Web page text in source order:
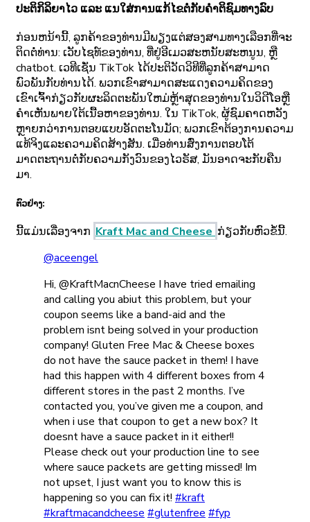
ປະຕິກິລິຍາໄວ ແລະ ແນໃສ່ການແກ້ໄຂຕໍ່ກັບຄໍາຕິຊົມທາງລົບ
ກ່ອນຫນ້ານີ້, ລູກຄ້າຂອງທ່ານມີພຽງແຕ່ສອງສາມທາງເລືອກທີ່ຈະ
ຕິດຕໍ່ທ່ານ: ເວັບໄຊທ໌ຂອງທ່ານ, ທີ່ຢູ່ອີເມວສະຫນັບສະຫນູນ, ຫຼື
chatbot. ເວທີເຊັ່ນ TikTok ໄດ້ປະຕິວັດວິທີທີ່ລູກຄ້າສາມາດ
ພົວພັນກັບທ່ານໄດ້. ພວກເຂົາສາມາດສະແດງຄວາມຄິດຂອງ
ເຂົາເຈົ້າກ່ຽວກັບຜະລິດຕະພັນໃຫມ່ຫຼ້າສຸດຂອງທ່ານໃນວິດີໂອຫຼື
ຄໍາເຫັນພາຍໃຕ້ເນື້ອຫາຂອງທ່ານ. ໃນ TikTok, ຜູ້ຊົມຄາດຫວັງ
ຫຼາຍກວ່າການຕອບແບບອັດຕະໂນມັດ; ພວກເຂົາຕ້ອງການຄວາມ
ແທ້ຈິງແລະຄວາມຄິດສ້າງສັນ. ເມື່ອທ່ານສົ່ງການຕອບໂຕ້
ມາດຕະຖານຕໍ່ກັບຄວາມກັງວົນຂອງໄວຣັສ, ມັນອາດຈະກັບຄືນ
ມາ.
ຕົວຢ່າງ:
ນີ້ແມ່ນເລື່ອງຈາກ Kraft Mac and Cheese ກ່ຽວກັບຫົວຂໍ້ນີ້.
@aceengel
Hi, @KraftMacnCheese I have tried emailing
and calling you abiut this problem, but your
coupon seems like a band-aid and the
problem isnt being solved in your production
company! Gluten Free Mac & Cheese boxes
do not have the sauce packet in them! I have
had this happen with 4 different boxes from 4
different stores in the past 2 months. I’ve
contacted you, you’ve given me a coupon, and
when i use that coupon to get a new box? It
doesnt have a sauce packet in it either!!
Please check out your production line to see
where sauce packets are getting missed! Im
not upset, I just want you to know this is
happening so you can fix it! #kraft
#kraftmacandcheese #glutenfree #fyp